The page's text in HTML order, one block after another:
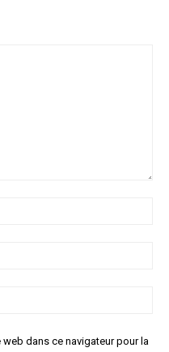
dans ce navigateur pour la